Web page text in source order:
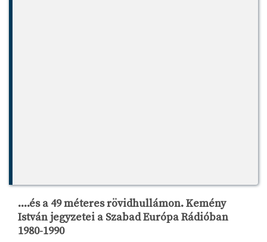
....és a 49 méteres rövidhullámon. Kemény
István jegyzetei a Szabad Európa Rádióban
1980-1990